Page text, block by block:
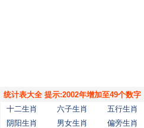
统计表大全 提示:2002年增加至49个数
十二生肖
六子生肖 五行生肖
阴阳生肖
男女生肖 偏旁生肖